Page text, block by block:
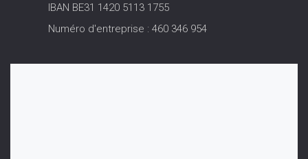
IBAN BE31 1420 5113 1755
Numéro d'entreprise : 460 346 954